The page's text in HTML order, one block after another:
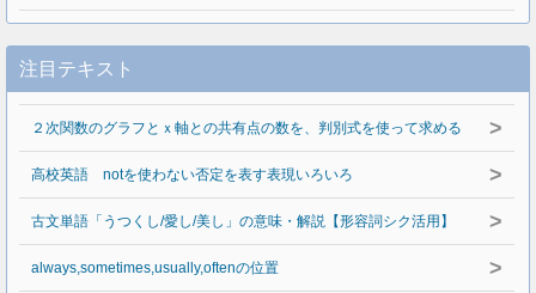
注目テキスト
２次関数のグラフとｘ軸との共有点の数を、判別式を使って求める >
高校英語 notを使わない否定を表す表現いろいろ >
古文単語「うつくし/愛し/美し」の意味・解説【形容詞シク活用】 >
always,sometimes,usually,oftenの位置 >